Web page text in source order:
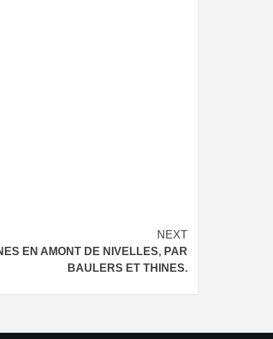
NEXT
EN AMONT DE NIVELLES, PAR
BAULERS ET THINES.